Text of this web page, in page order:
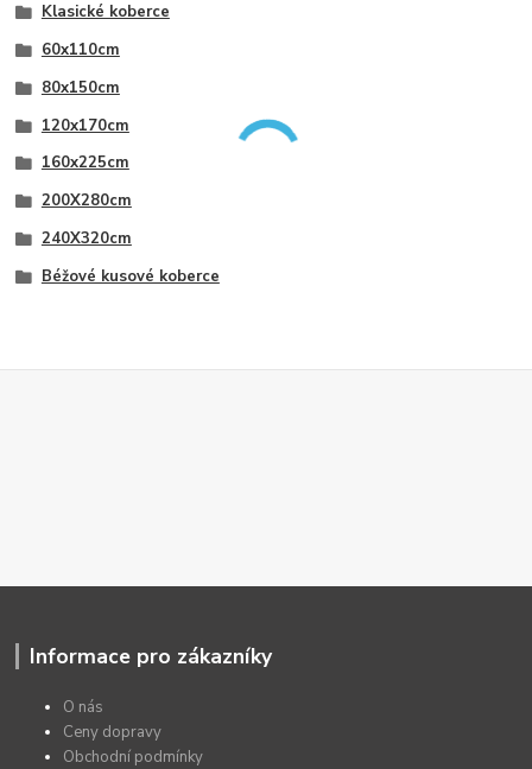
Klasické koberce
60x110cm
80x150cm
120x170cm
160x225cm
200X280cm
240X320cm
Béžové kusové koberce
Informace pro zákazníky
O nás
Ceny dopravy
Obchodní podmínky